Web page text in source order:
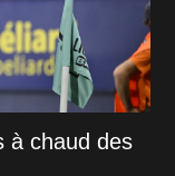
à chaud des